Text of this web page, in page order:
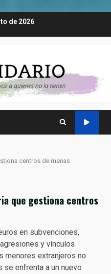
de 2026
centros de menas
que gestiona centros
en subvenciones,
y vínculos
menores extranjeros no
se enfrenta a un nuevo